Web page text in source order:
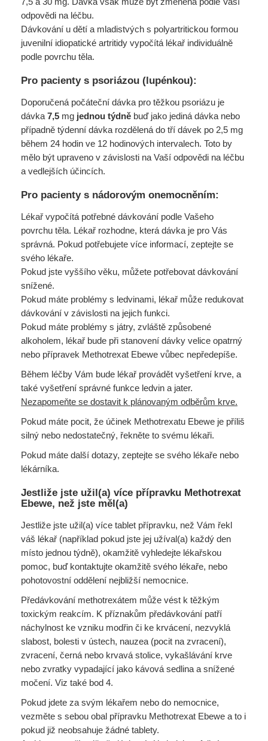
odpovědi na léčbu.
Dávkování u dětí a mladistvých s polyartritickou formou
juvenilní idiopatické artritidy vypočítá lékař individuálně
podle povrchu těla.
Pro pacienty s psoriázou (lupénkou):
Doporučená počáteční dávka pro těžkou psoriázu je
dávka 7,5 mg jednou týdně buď jako jediná dávka nebo
případně týdenní dávka rozdělená do tří dávek po 2,5 mg
během 24 hodin ve 12 hodinových intervalech. Toto by
mělo být upraveno v závislosti na Vaší odpovědi na léčbu
a vedlejších účincích.
Pro pacienty s nádorovým onemocněním:
Lékař vypočítá potřebné dávkování podle Vašeho
povrchu těla. Lékař rozhodne, která dávka je pro Vás
správná. Pokud potřebujete více informací, zeptejte se
svého lékaře.
Pokud jste vyššího věku, můžete potřebovat dávkování
snížené.
Pokud máte problémy s ledvinami, lékař může redukovat
dávkování v závislosti na jejich funkci.
Pokud máte problémy s játry, zvláště způsobené
alkoholem, lékař bude při stanovení dávky velice opatrný
nebo přípravek Methotrexat Ebewe vůbec nepředepíše.
Během léčby Vám bude lékař provádět vyšetření krve, a
také vyšetření správné funkce ledvin a jater.
Nezapomeňte se dostavit k plánovaným odběrům krve.
Pokud máte pocit, že účinek Methotrexatu Ebewe je příliš
silný nebo nedostatečný, řekněte to svému lékaři.
Pokud máte další dotazy, zeptejte se svého lékaře nebo
lékárníka.
Jestliže jste užil(a) více přípravku Methotrexat
Ebewe, než jste měl(a)
Jestliže jste užil(a) více tablet přípravku, než Vám řekl
váš lékař (například pokud jste jej užíval(a) každý den
místo jednou týdně), okamžitě vyhledejte lékařskou
pomoc, buď kontaktujte okamžitě svého lékaře, nebo
pohotovostní oddělení nejbližší nemocnice.
Předávkování methotrexátem může vést k těžkým
toxickým reakcím. K příznakům předávkování patří
náchylnost ke vzniku modřin či ke krvácení, nezvyklá
slabost, bolesti v ústech, nauzea (pocit na zvracení),
zvracení, černá nebo krvavá stolice, vykašlávání krve
nebo zvratky vypadající jako kávová sedlina a snížené
močení. Viz také bod 4.
Pokud jdete za svým lékařem nebo do nemocnice,
vezměte s sebou obal přípravku Methotrexat Ebewe a to i
pokud již neobsahuje žádné tablety.